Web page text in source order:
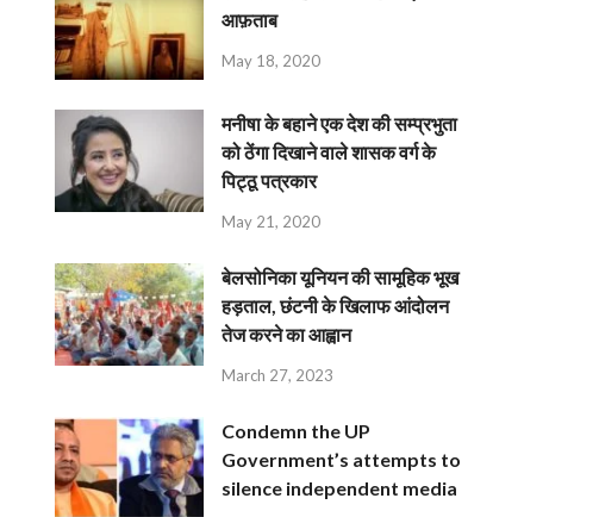
आफ़ताब
May 18, 2020
मनीषा के बहाने एक देश की सम्प्रभुता
को ठेंगा दिखाने वाले शासक वर्ग के
पिट्ठू पत्रकार
May 21, 2020
बेलसोनिका यूनियन की सामूहिक भूख
हड़ताल, छंटनी के खिलाफ आंदोलन
तेज करने का आह्वान
March 27, 2023
Condemn the UP
Government’s attempts to
silence independent media